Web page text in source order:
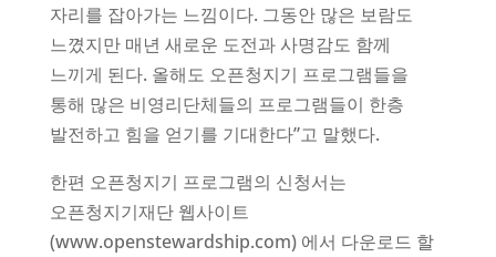
자리를 잡아가는 느낌이다. 그동안 많은 보람도
느꼈지만 매년 새로운 도전과 사명감도 함께
느끼게 된다. 올해도 오픈청지기 프로그램들을
통해 많은 비영리단체들의 프로그램들이 한층
발전하고 힘을 얻기를 기대한다”고 말했다.
한편 오픈청지기 프로그램의 신청서는
오픈청지기재단 웹사이트
(www.openstewardship.com) 에서 다운로드 할